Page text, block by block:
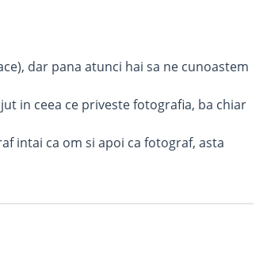
dar pana atunci hai sa ne cunoastem
in ceea ce priveste fotografia, ba chiar
ca om si apoi ca fotograf, asta